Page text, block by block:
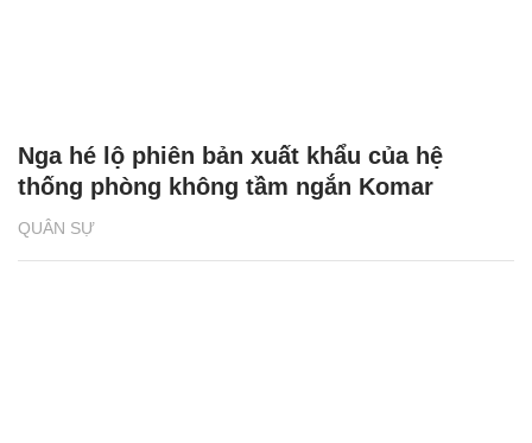
QUÂN SỰ
Nga hé lộ phiên bản xuất khẩu của hệ
thống phòng không tầm ngắn Komar